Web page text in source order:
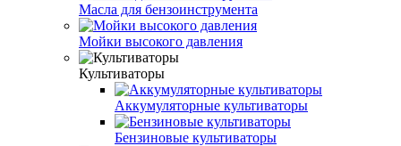
Масла для бензоинструмента
Мойки высокого давления
Культиваторы
Аккумуляторные культиваторы
Бензиновые культиваторы